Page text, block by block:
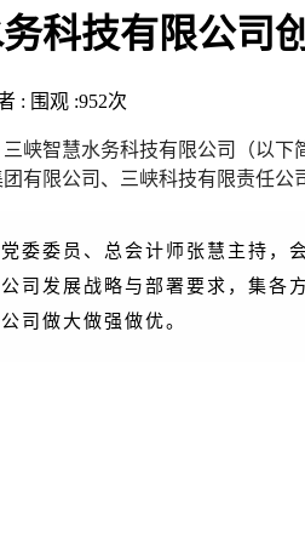
科技有限公司
: 围观 :952次
三峡智慧水务科技有限公司（以
有限公司、三峡科技有限责任
委委员、总会计师张慧主持，
司发展战略与部署要求，集各
司做大做强做优。